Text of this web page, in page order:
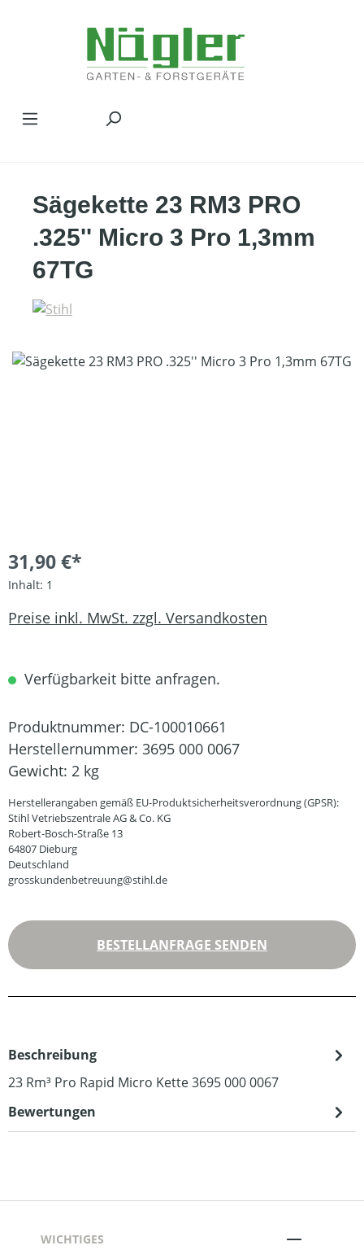
Sägekette 23 RM3 PRO
.325'' Micro 3 Pro 1,3mm
67TG
Bildergalerie überspringen
31,90 €*
Inhalt: 1
Preise inkl. MwSt. zzgl. Versandkosten
Verfügbarkeit bitte anfragen.
Produktnummer: DC-100010661
Herstellernummer: 3695 000 0067
Gewicht: 2 kg
Herstellerangaben gemäß EU-Produktsicherheitsverordnung (GPSR):
Stihl Vetriebszentrale AG & Co. KG
Robert-Bosch-Straße 13
64807 Dieburg
Deutschland
grosskundenbetreuung@stihl.de
BESTELLANFRAGE SENDEN
Beschreibung
23 Rm³ Pro Rapid Micro Kette 3695 000 0067
Bewertungen
WICHTIGES